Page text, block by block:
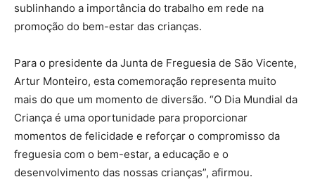
sublinhando a importância do trabalho em rede na
promoção do bem-estar das crianças.
Para o presidente da Junta de Freguesia de São Vicente,
Artur Monteiro, esta comemoração representa muito
mais do que um momento de diversão. “O Dia Mundial da
Criança é uma oportunidade para proporcionar
momentos de felicidade e reforçar o compromisso da
freguesia com o bem-estar, a educação e o
desenvolvimento das nossas crianças”, afirmou.